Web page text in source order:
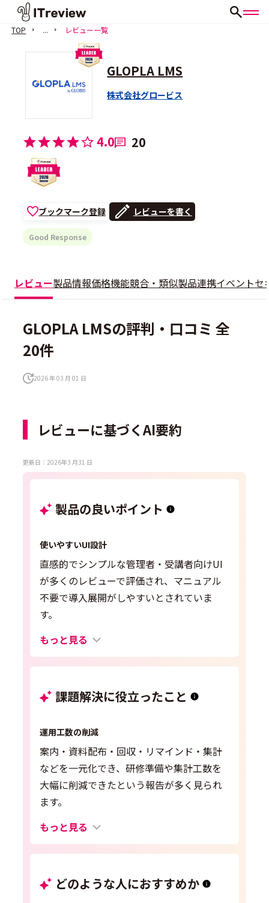
TOP ... レビュー一覧
GLOPLA LMS
株式会社グロービス
4.0 20
ブックマーク登録 レビューを書く
Good Response
レビュー製品情報価格機能競合・類似製品連携イベントセ
GLOPLA LMSの評判・口コミ 全
20件
2026 年 03 月 01 日
レビューに基づくAI要約
更新日：2026年3 月31 日
製品の良いポイント
使いやすいUI設計
直感的でシンプルな管理者・受講者向けUI
が多くのレビューで評価され、マニュアル
不要で導入展開がしやすいとされていま
す。
もっと見る
課題解決に役立ったこと
運用工数の削減
案内・資料配布・回収・リマインド・集計
などを一元化でき、研修準備や集計工数を
大幅に削減できたという報告が多く見られ
ます。
もっと見る
どのような人におすすめか